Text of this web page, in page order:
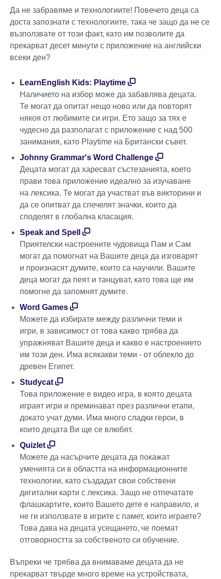
Да не забравяме и технологиите! Повечето деца са
доста запознати с технологиите, така че защо да не се
възползвате от този факт, като им позволите да
прекарват десет минути с приложение на английски
всеки ден?
LearnEnglish Kids: Playtime
Наличието на избор може да забавлява децата.
Те могат да опитат нещо ново или да повторят
някоя от любимите си игри. Ето защо за тях е
чудесно да разполагат с приложение с над 500
занимания, като Playtime на Британски съвет.
Johnny Grammar's Word Challenge
Децата могат да харесват състезанията, което
прави това приложение идеално за изучаване
на лексика. Те могат да участват във викторини и
да се опитват да спечелят значки, които да
споделят в глобална класация.
Speak and Spell
Приятелски настроените чудовища Пам и Сам
могат да помогнат на Вашите деца да изговарят
и произнасят думите, които са научили. Вашите
деца могат да пеят и танцуват, като това ще им
помогне да запомнят думите.
Word Games
Можете да избирате между различни теми и
игри, в зависимост от това какво трябва да
упражняват Вашите деца и какво е настроението
им този ден. Има всякакви теми - от облекло до
древен Египет.
Studycat
Това приложение е видео игра, в която децата
играят игри и преминават през различни етапи,
докато учат думи. Има много сладки герои, в
които децата Ви ще се влюбят.
Quizlet
Можете да насърчите децата да покажат
уменията си в областта на информационните
технологии, като създадат свои собствени
дигитални карти с лексика. Защо не отпечатате
флашкартите, които Вашето дете е направило, и
не ги използвате в игрите с памет, които играете?
Това дава на децата усещането, че поемат
отговорността за собственото си обучение.
Въпреки че трябва да внимаваме децата да не
прекарват твърде много време на устройствата,